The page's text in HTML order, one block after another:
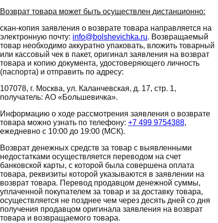
Возврат товара может быть осуществлен дистанционно:
скан-копия заявления о возврате товара направляется на
электронную почту: info@bolshevichka.ru. Возвращаемый
товар необходимо аккуратно упаковать, вложить товарный
или кассовый чек в пакет, оригинал заявления на возврат
товара и копию документа, удостоверяющего личность
(паспорта) и отправить по адресу:
107078, г. Москва, ул. Каланчевская, д. 17, стр. 1,
получатель: АО «Большевичка».
Информацию о ходе рассмотрения заявления о возврате
товара можно узнать по телефону: +7 499 9754388,
ежедневно с 10:00 до 19:00 (МСК).
Возврат денежных средств за товар с выявленными
недостатками осуществляется переводом на счет
банковской карты, с которой была совершена оплата
товара, реквизиты которой указываются в заявлении на
возврат товара. Перевод продавцом денежной суммы,
уплаченной покупателем за товар и за доставку товара,
осуществляется не позднее чем через десять дней со дня
получения продавцом оригинала заявления на возврат
товара и возвращаемого товара.